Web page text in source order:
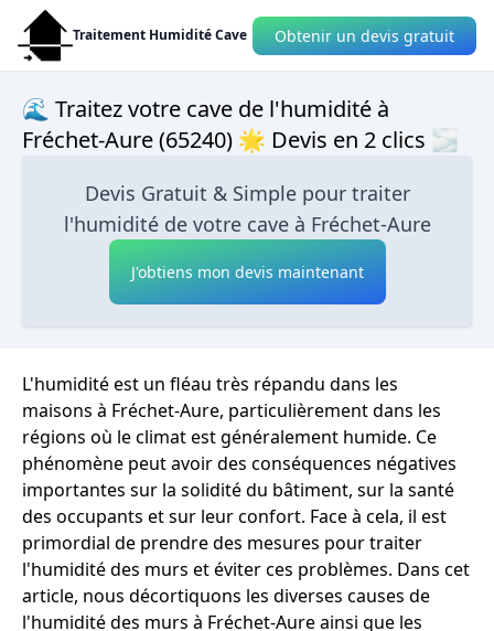
Traitement Humidité Cave Obtenir un devis gratuit
🌊 Traitez votre cave de l'humidité à
Fréchet-Aure (65240) 🌟 Devis en 2 clics 🌫
Devis Gratuit & Simple pour traiter
l'humidité de votre cave à Fréchet-Aure
J'obtiens mon devis maintenant
L'humidité est un fléau très répandu dans les
maisons à Fréchet-Aure, particulièrement dans les
régions où le climat est généralement humide. Ce
phénomène peut avoir des conséquences négatives
importantes sur la solidité du bâtiment, sur la santé
des occupants et sur leur confort. Face à cela, il est
primordial de prendre des mesures pour traiter
l'humidité des murs et éviter ces problèmes. Dans cet
article, nous décortiquons les diverses causes de
l'humidité des murs à Fréchet-Aure ainsi que les